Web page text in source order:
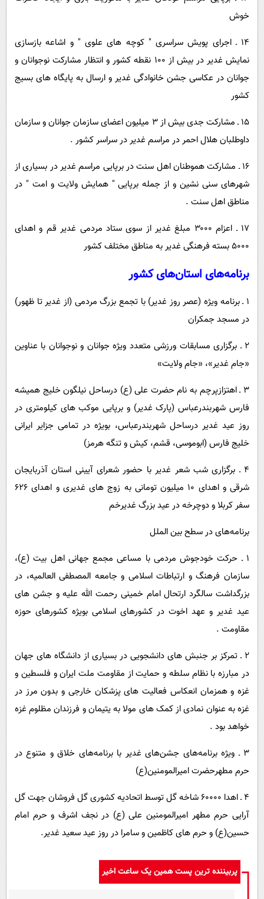
خوش
۱۴ ـ اجرای پویش سراسری " کوچه های علوی " و اشاعه بازسازی
نمایش غدیر در بیش از ۱۰۰ نقطه کشور و انتظار مشارکت نوجوانان و
جوانان در عکاسی جشن خانوادگی غدیر و ارسال به پایگاه های بسیج
کشور
۱۵ ـ مشارکت جدی بیش از ۳ میلیون اعضای سازمان جوانان و سازمان
داوطلبان هلال احمر در مراسم غدیر در سراسر کشور .
۱۶ ـ مشارکت هموطنان اهل سنت در برپایی مراسم غدیر در بسیاری از
شهرهای سنی نشین و از جمله برپایی " همایش ولایت و امت " در
مناطق اهل سنت .
۱۷ ـ اعزام ۳۰۰۰ مبلغ غدیر از سوی ستاد مردمی غدیر قم و اهدای
۵۰۰۰ بسته فرهنگی غدیر به مناطق مختلف کشور
برنامه‌های استان‌های کشور
۱ ـ برنامه ویژه (عصر روز غدیر) با تجمع بزرگ مردمی (از غدیر تا ظهور)
در مسجد جمکران
۲ ـ برگزاری مسابقات ورزشی متعدد ویژه جوانان و نوجوانان با عناوین
«جام غدیر»، «جام ولایت»
۳ ـ اهتزازپرچم به نام حضرت علی (ع) درساحل نیلگون خلیج همیشه
فارس شهربندرعباس (پارک غدیر) و برپایی موکب های کیلومتری در
روز عید غدیر درساحل شهربندرعباس، بویژه در تمامی جزایر ایرانی
خلیج فارس (ابوموسی، قشم، کیش و تنگه هرمز)
۴ ـ برگزاری شب شعر غدیر با حضور شعرای آیینی استان آذربایجان
شرقی و اهدای ۱۰ میلیون تومانی به زوج های غدیری و اهدای ۶۲۶
سفر کربلا و دوچرخه در عید بزرگ غدیرخم
برنامه‌های در سطح بین الملل
۱ ـ حرکت خودجوش مردمی با مساعی مجمع جهانی اهل بیت (ع)،
سازمان فرهنگ و ارتباطات اسلامی و جامعه المصطفی العالمیه، در
بزرگداشت سالگرد ارتحال امام خمینی رحمت الله علیه و جشن های
عید غدیر و عهد اخوت در کشورهای اسلامی بویژه کشورهای حوزه
مقاومت .
۲ ـ تمرکز بر جنبش های دانشجویی در بسیاری از دانشگاه های جهان
در مبارزه با نظام سلطه و حمایت از مقاومت ملت ایران و فلسطین و
غزه و همزمان انعکاس فعالیت های پزشکان خارجی و بدون مرز در
غزه به عنوان نمادی از کمک های مولا به یتیمان و فرزندان مظلوم غزه
خواهد بود .
۳ ـ ویژه برنامه‌های جشن‌های غدیر با برنامه‌های خلاق و متنوع در
حرم مطهرحضرت امیرالمومنین(ع)
۴ ـ اهدا ۶۰۰۰۰ شاخه گل توسط اتحادیه کشوری گل فروشان جهت گل
آرایی حرم مطهر امیرالمومنین علی (ع) در نجف اشرف و حرم امام
حسین(ع) و حرم های کاظمین و سامرا در روز عید سعید غدیر.
پربیننده ترین پست همین یک ساعت اخیر